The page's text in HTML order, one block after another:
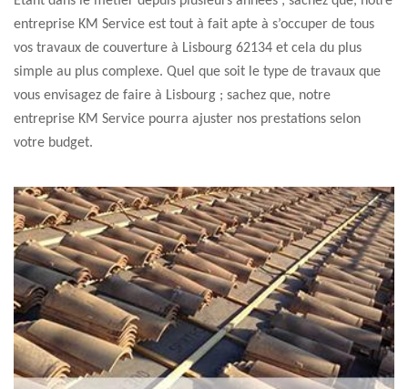
entreprise KM Service est tout à fait apte à s’occuper de tous
vos travaux de couverture à Lisbourg 62134 et cela du plus
simple au plus complexe. Quel que soit le type de travaux que
vous envisagez de faire à Lisbourg ; sachez que, notre
entreprise KM Service pourra ajuster nos prestations selon
votre budget.